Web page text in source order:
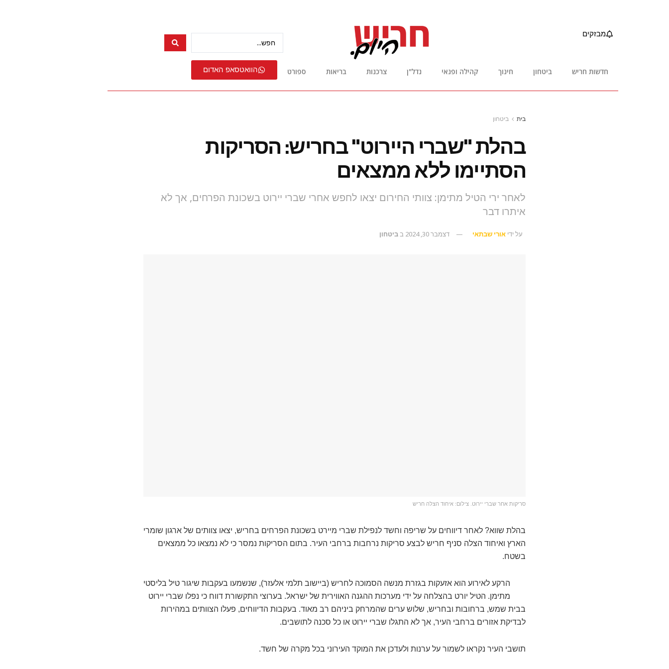
מבזקים
חדשות חריש ביטחון חינוך קהילה ופנאי נדל"ן צרכנות בריאות ספורט הוואטסאפ האדום
בית ביטחון
בהלת "שברי היירוט" בחריש: הסריקות
הסתיימו ללא ממצאים
לאחר ירי הטיל מתימן: צוותי החירום יצאו לחפש אחרי שברי יירוט בשכונת הפרחים, אך לא
איתרו דבר
על ידי אורי שבתאי דצמבר 30, 2024 בביטחון
סריקות אחר שברי יירוט. צילום: איחוד הצלה חריש
בהלת שווא? לאחר דיווחים על שריפה וחשד לנפילת שברי מיירט בשכונת הפרחים בחריש, יצאו צוותים של ארגון שומרי
הארץ ואיחוד הצלה סניף חריש לבצע סריקות נרחבות ברחבי העיר. בתום הסריקות נמסר כי לא נמצאו כל ממצאים
בשטח.
הרקע לאירוע הוא אזעקות בגזרת מנשה הסמוכה לחריש (ביישוב תלמי אלעזר), שנשמעו בעקבות שיגור טיל בליסטי
מתימן. הטיל יורט בהצלחה על ידי מערכות ההגנה האווירית של ישראל. בערוצי התקשורת דווח כי נפלו שברי יירוט
בבית שמש, ברחובות ובחריש, שלוש ערים שהמרחק ביניהם רב מאוד. בעקבות הדיווחים, פעלו הצוותים במהירות
לבדיקת אזורים ברחבי העיר, אך לא התגלו שברי יירוט או כל סכנה לתושבים.
תושבי העיר נקראו לשמור על ערנות ולעדכן את המוקד העירוני בכל מקרה של חשד.